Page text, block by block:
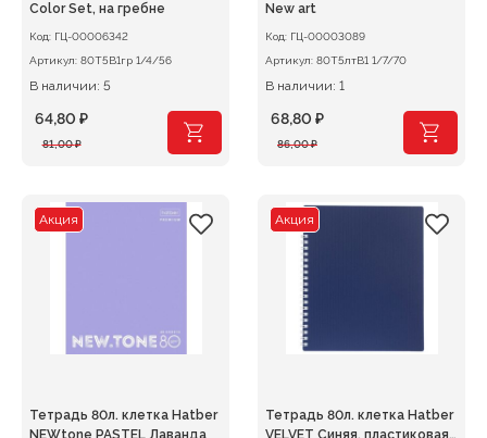
Color Set, на гребне
Код: ГЦ-00006342
Артикул:
80Т5В1гр 1/4/56
В наличии: 5
81,00₽
Первоначальная
81,00 ₽.
64,80 ₽
Текущая
New art
Код: ГЦ-00003089
Артикул:
80Т5лтВ1 1/7/70
В наличии: 1
86,00₽
Первоначальная
86,00 ₽.
68,80 ₽
Текущая
Акция
Тетрадь 80л. клетка Hatber
NEWtone PASTEL Лаванда
Акция
Тетрадь 80л. клетка Hatber
VELVET Синяя, пластиковая